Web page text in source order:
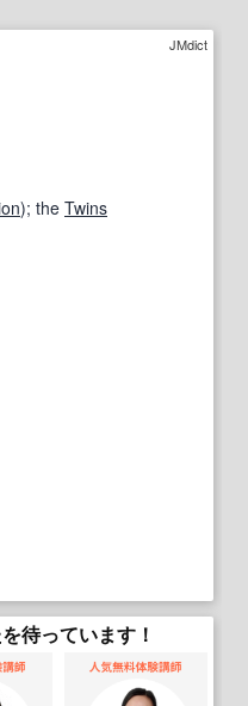
JMdict
); the Twins
待っています！